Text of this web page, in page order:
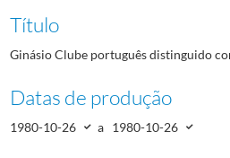
Título
Ginásio Clube português distinguido
Datas de produção
1980-10-26 a 1980-10-26